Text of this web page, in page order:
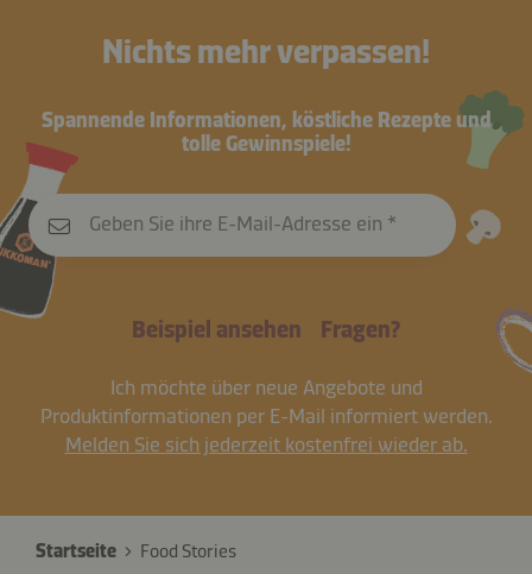
Nichts mehr verpassen!
Spannende Informationen, köstliche Rezepte und
tolle Gewinnspiele!
Geben Sie ihre E-Mail-Adresse ein
Beispiel ansehen Fragen?
Ich möchte über neue Angebote und
Produktinformationen per E-Mail informiert werden.
Melden Sie sich jederzeit kostenfrei wieder ab.
Startseite Food Stories